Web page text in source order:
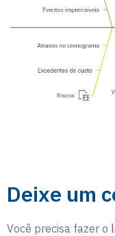
Deixe um
Você precisa fazer o